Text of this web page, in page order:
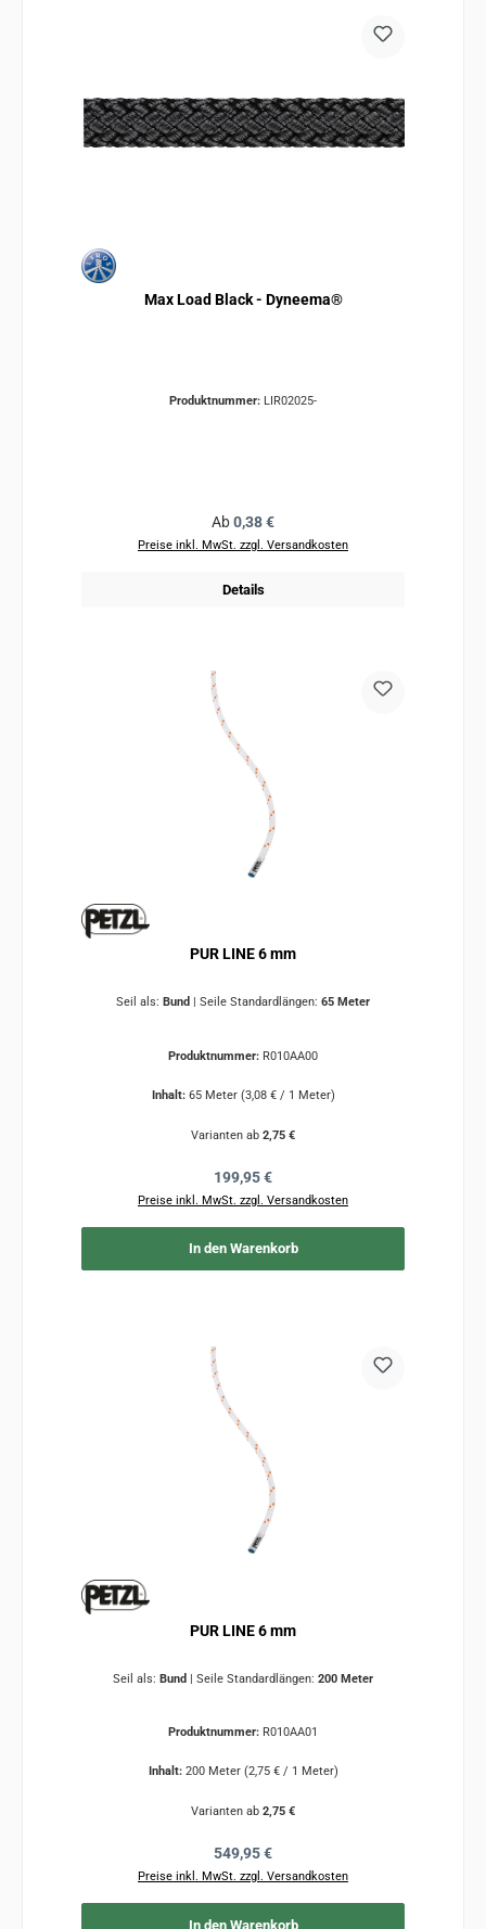
Max Load Black - Dyneema®
Produktnummer: LIR02025-
Regulärer Preis:
Ab0,38 €
Preise inkl. MwSt. zzgl. Versandkosten
Details
PUR LINE 6 mm
Seil als: Bund Seile Standardlängen: 65 Meter
Produktnummer: R010AA00
Inhalt: 65 Meter (3,08 € / 1 Meter)
Varianten ab 2,75 €
Regulärer Preis:
199,95 €
Preise inkl. MwSt. zzgl. Versandkosten
In den Warenkorb
PUR LINE 6 mm
Seil als: Bund | Seile Standardlängen: 200 Meter
Produktnummer: R010AA01
Inhalt: 200 Meter (2,75 € / 1 Meter)
Varianten ab 2,75 €
Regulärer Preis:
549,95 €
Preise inkl. MwSt. zzgl. Versandkosten
In den Warenkorb